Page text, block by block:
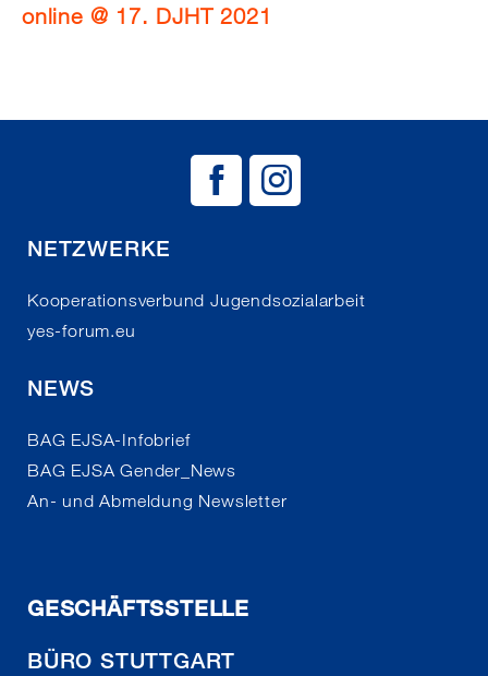
online @ 17. DJHT 2021
NETZWERKE
Kooperationsverbund Jugendsozialarbeit
yes-forum.eu
NEWS
BAG EJSA-Infobrief
BAG EJSA Gender_News
An- und Abmeldung Newsletter
BAG EJSA
GESCHÄFTSSTELLE
BÜRO STUTTGART